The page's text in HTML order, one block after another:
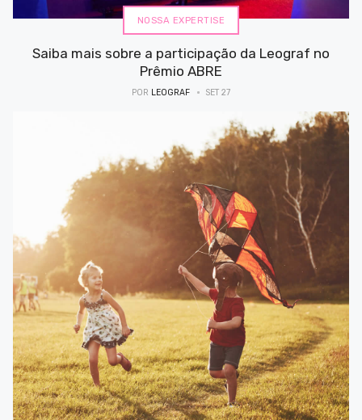
NOSSA EXPERTISE
Saiba mais sobre a participação da Leograf no
Prêmio ABRE
POR LEOGRAF SET 27